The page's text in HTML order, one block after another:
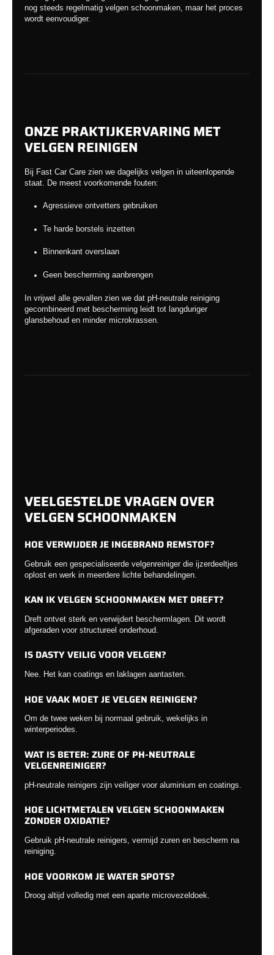
nog steeds regelmatig velgen schoonmaken, maar het proces
wordt eenvoudiger.
ONZE PRAKTIJKERVARING MET
VELGEN REINIGEN
Bij Fast Car Care zien we dagelijks velgen in uiteenlopende
staat. De meest voorkomende fouten:
Agressieve ontvetters gebruiken
Te harde borstels inzetten
Binnenkant overslaan
Geen bescherming aanbrengen
In vrijwel alle gevallen zien we dat pH-neutrale reiniging
gecombineerd met bescherming leidt tot langduriger
glansbehoud en minder microkrassen.
VEELGESTELDE VRAGEN OVER
VELGEN SCHOONMAKEN
HOE VERWIJDER JE INGEBRAND REMSTOF?
Gebruik een gespecialiseerde velgenreiniger die ijzerdeeltjes
oplost en werk in meerdere lichte behandelingen.
KAN IK VELGEN SCHOONMAKEN MET DREFT?
Dreft ontvet sterk en verwijdert beschermlagen. Dit wordt
afgeraden voor structureel onderhoud.
IS DASTY VEILIG VOOR VELGEN?
Nee. Het kan coatings en laklagen aantasten.
HOE VAAK MOET JE VELGEN REINIGEN?
Om de twee weken bij normaal gebruik, wekelijks in
winterperiodes.
WAT IS BETER: ZURE OF PH-NEUTRALE
VELGENREINIGER?
pH-neutrale reinigers zijn veiliger voor aluminium en coatings.
HOE LICHTMETALEN VELGEN SCHOONMAKEN
ZONDER OXIDATIE?
Gebruik pH-neutrale reinigers, vermijd zuren en bescherm na
reiniging.
HOE VOORKOM JE WATER SPOTS?
Droog altijd volledig met een aparte microvezeldoek.